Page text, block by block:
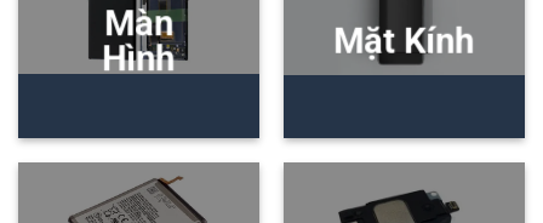
Màn
Hình
Mặt Kính